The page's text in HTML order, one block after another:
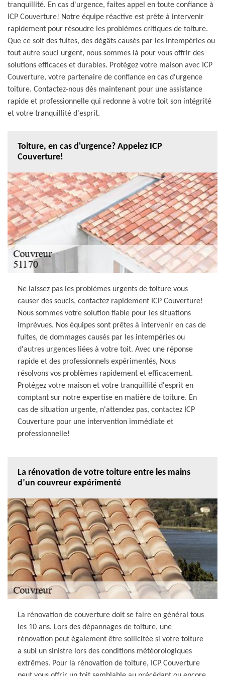
tranquillité. En cas d'urgence, faites appel en toute confiance à
ICP Couverture! Notre équipe réactive est prête à intervenir
rapidement pour résoudre les problèmes critiques de toiture.
Que ce soit des fuites, des dégâts causés par les intempéries ou
tout autre souci urgent, nous sommes là pour vous offrir des
solutions efficaces et durables. Protégez votre maison avec ICP
Couverture, votre partenaire de confiance en cas d'urgence
toiture. Contactez-nous dès maintenant pour une assistance
rapide et professionnelle qui redonne à votre toit son intégrité
et votre tranquillité d'esprit.
Toiture, en cas d'urgence? Appelez ICP
Couverture!
Ne laissez pas les problèmes urgents de toiture vous
causer des soucis, contactez rapidement ICP Couverture!
Nous sommes votre solution fiable pour les situations
imprévues. Nos équipes sont prêtes à intervenir en cas de
fuites, de dommages causés par les intempéries ou
d'autres urgences liées à votre toit. Avec une réponse
rapide et des professionnels expérimentés, Nous
résolvons vos problèmes rapidement et efficacement.
Protégez votre maison et votre tranquillité d'esprit en
comptant sur notre expertise en matière de toiture. En
cas de situation urgente, n'attendez pas, contactez ICP
Couverture pour une intervention immédiate et
professionnelle!
La rénovation de votre toiture entre les mains
d’un couvreur expérimenté
La rénovation de couverture doit se faire en général tous
les 10 ans. Lors des dépannages de toiture, une
rénovation peut également être sollicitée si votre toiture
a subi un sinistre lors des conditions météorologiques
extrêmes. Pour la rénovation de toiture, ICP Couverture